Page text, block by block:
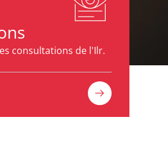
consultations de l'Ilr.